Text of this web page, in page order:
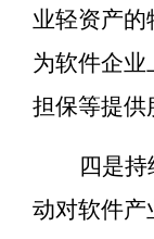
业轻资产的
为软件企业
担保等提供
四是
动对软件产